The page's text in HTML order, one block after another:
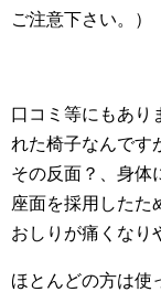
ご注意下さい。）
口コミ等にもあり
れた椅子なんです
その反面？、身体
座面を採用したた
おしりが痛くなり
ほとんどの方は使